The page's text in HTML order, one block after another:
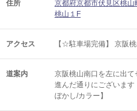
住所
京都府京都市伏見区桃
桃山１F
アクセス 【☆駐車場完備】 京阪
道案内
京阪桃山南口を左に出
進んだ通りにございま
ぼかし/カラー】